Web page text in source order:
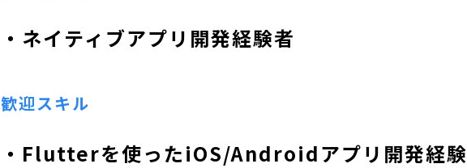
・ネイティブアプリ開発経験者
歓迎スキル
・Flutterを使ったiOS/Androidアプリ開発経験